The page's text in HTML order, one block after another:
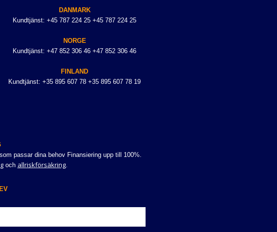
DANMARK
Kundtjänst: +45 787 224 25 +45 787 224 25
NORGE
Kundtjänst: +47 852 306 46 +47 852 306 46
FINLAND
Kundtjänst: +35 895 607 78 +35 895 607 78 19
passar dina behov Finansiering upp till 100%.
och allriskförsäkring.